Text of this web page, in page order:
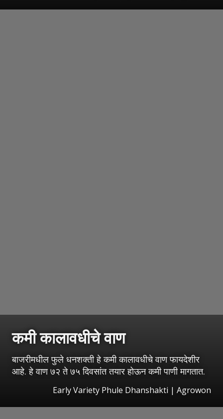
कमी कालावधीचे वाण
बाजरीमधील फुले धनशक्ती हे कमी कालावधीचे वाण फायदेशीर
आहे. हे वाण ७२ ते ७५ दिवसांत तयार होऊन कमी पाणी मागतात.
Early Variety Phule Dhanshakti | Agrowon